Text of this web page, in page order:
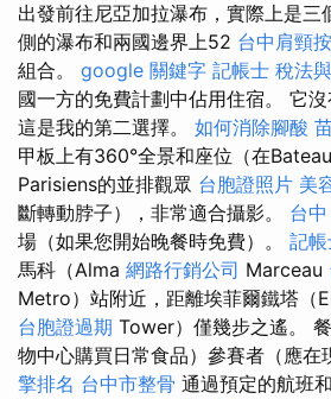
出發前往尼亞加拉瀑布，實際上是三
側的瀑布和兩國邊界上52 台中肩頸
組合。 google 關鍵字 記帳士 稅法
國一方的免費計劃中佔用住宿。 它
這是我的第二選擇。 如何消除腳酸
甲板上有360°全景和座位（在
Parisiens的並排觀眾 台胞證照片 美
斷轉動脖子），非常適合攝影。 台
場（如果您開始晚餐時免費）。 記
馬科（Alma 網路行銷公司 Marceau
Metro）站附近，距離埃菲爾鐵塔（
台胞證過期 Tower）僅幾步之遙。
物中心購買日常食品）參賽者（應在
擎排名 台中市整骨 通過預定的航班